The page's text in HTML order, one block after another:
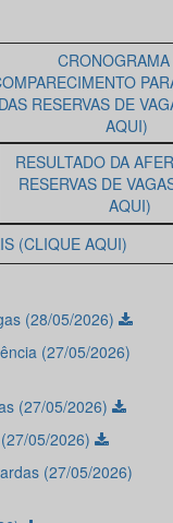
DAS RESERVAS DE
AQUI)
RESULTADO DA
RESERVAS DE
AQUI)
(CLIQUE AQUI)
(28/05/2026)
(27/05/2026)
(27/05/2026)
05/2026)
(27/05/2026)